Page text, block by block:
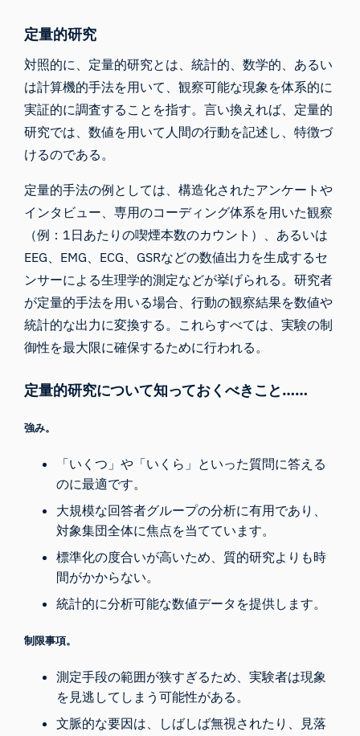
定量的研究
対照的に、定量的研究とは、統計的、数学的、あるい
は計算機的手法を用いて、観察可能な現象を体系的に
実証的に調査することを指す。言い換えれば、定量的
研究では、数値を用いて人間の行動を記述し、特徴づ
けるのである。
定量的手法の例としては、構造化されたアンケートや
インタビュー、専用のコーディング体系を用いた観察
（例：1日あたりの喫煙本数のカウント）、あるいは
EEG、EMG、ECG、 GSRなどの数値出力を生成するセ
ンサーによる生理学的測定などが挙げられる。研究者
が定量的手法を用いる場合、行動の観察結果を数値や
統計的な出力に変換する。これらすべては、実験の制
御性を最大限に確保するために行われる。
定量的研究について知っておくべきこと……
強み。
「いくつ」や「いくら」といった質問に答える
のに最適です。
大規模な回答者グループの分析に有用であり、
対象集団全体に焦点を当てています。
標準化の度合いが高いため、質的研究よりも時
間がかからない。
統計的に分析可能な数値データを提供します。
制限事項。
測定手段の範囲が狭すぎるため、実験者は現象
を見逃してしまう可能性がある。
文脈的な要因は、しばしば無視されたり、見落